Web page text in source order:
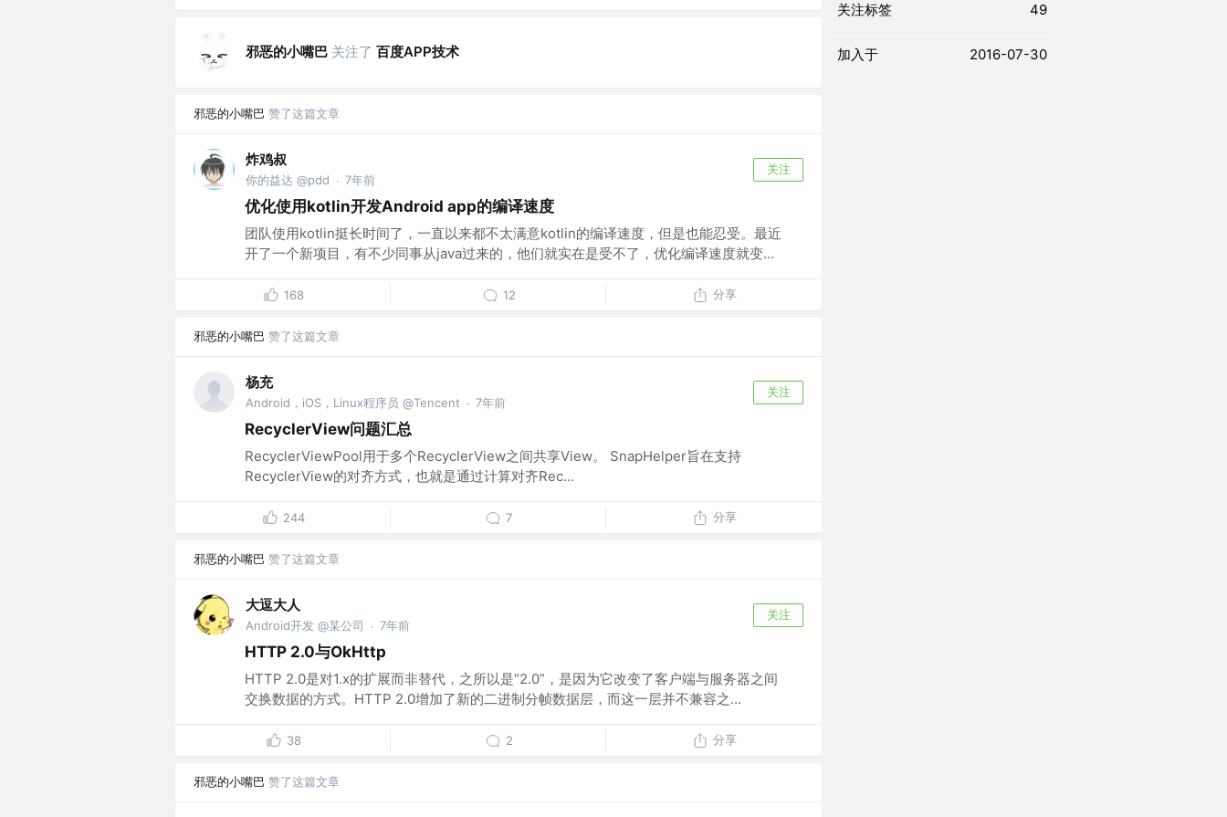
邪恶的小嘴巴 关注了 百度APP技术
邪恶的小嘴巴 赞了这篇文章
炸鸡叔
你的益达 @pdd · 7年前
关注
优化使用kotlin开发Android app的编译速度
团队使用kotlin挺长时间了，一直以来都不太满意kotlin的编译速度，但是也能忍受。最近
开了一个新项目，有不少同事从java过来的，他们就实在是受不了，优化编译速度就变...
168 12 分享
邪恶的小嘴巴 赞了这篇文章
杨充
Android，iOS，Linux程序员 @Tencent · 7年前
关注
RecyclerView问题汇总
RecyclerViewPool用于多个RecyclerView之间共享View。 SnapHelper旨在支持
RecyclerView的对齐方式，也就是通过计算对齐Rec...
244 7 分享
邪恶的小嘴巴 赞了这篇文章
大逗大人
Android开发 @某公司 · 7年前
关注
HTTP 2.0与OkHttp
HTTP 2.0是对1.x的扩展而非替代，之所以是“2.0”，是因为它改变了客户端与服务器之间
交换数据的方式。HTTP 2.0增加了新的二进制分帧数据层，而这一层并不兼容之...
38 2 分享
邪恶的小嘴巴 赞了这篇文章
关注标签 49
加入于 2016-07-30